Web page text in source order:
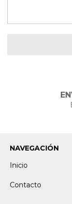
NAVEGACIÓN
Inicio
Contacto